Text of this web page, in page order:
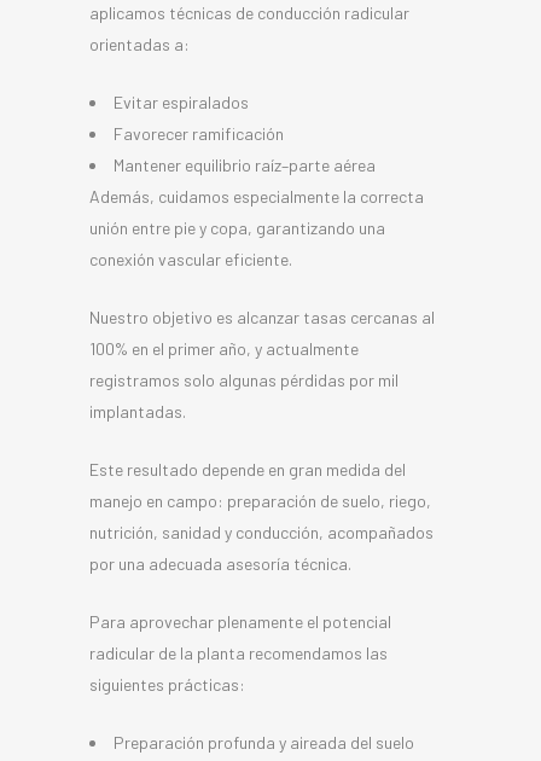
aplicamos técnicas de conducción radicular
orientadas a:
Evitar espiralados
Favorecer ramificación
Mantener equilibrio raíz–parte aérea
Además, cuidamos especialmente la correcta
unión entre pie y copa, garantizando una
conexión vascular eficiente.
Nuestro objetivo es alcanzar tasas cercanas al
100% en el primer año, y actualmente
registramos solo algunas pérdidas por mil
implantadas.
Este resultado depende en gran medida del
manejo en campo: preparación de suelo, riego,
nutrición, sanidad y conducción, acompañados
por una adecuada asesoría técnica.
Para aprovechar plenamente el potencial
radicular de la planta recomendamos las
siguientes prácticas:
Preparación profunda y aireada del suelo